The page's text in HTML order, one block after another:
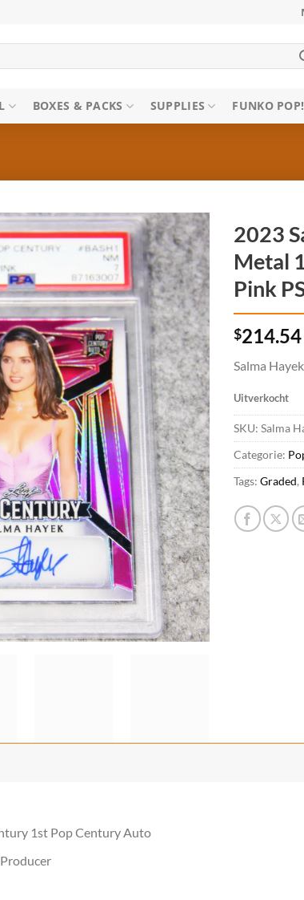
BOXES & PACKS SUPPLIES FUNKO POP!
2023
Metal
Pink
$214.54
Salma
Uitverkocht
SKU: Salma
Categorie:
Tags: Graded,
1st Pop Century Auto